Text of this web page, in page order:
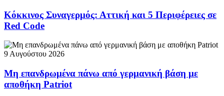
Κόκκινος Συναγερμός: Αττική και 5 Περιφέρειες σε
Red Code
9 Αυγούστου 2026
Μη επανδρωμένα πάνω από γερμανική βάση με
αποθήκη Patriot